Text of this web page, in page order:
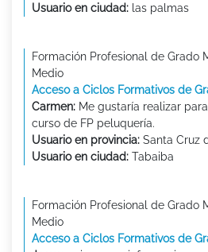
Usuario en ciudad: las palmas
Formación Profesional de Grado
Medio
Acceso a Ciclos Formativos de
Carmen: Me gustaría realizar
curso de FP peluquería.
Usuario en provincia: Santa Cruz
Usuario en ciudad: Tabaiba
Formación Profesional de Grado
Medio
Acceso a Ciclos Formativos de